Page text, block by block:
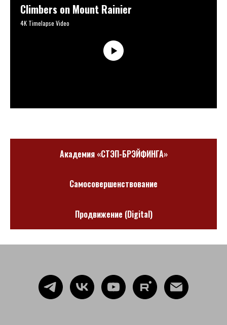
Climbers on Mount Rainier
4K Timelapse Video
Академия «СТЭП-БРЭЙФИНГА»
Самосовершенствование
Продвижение (Digital)